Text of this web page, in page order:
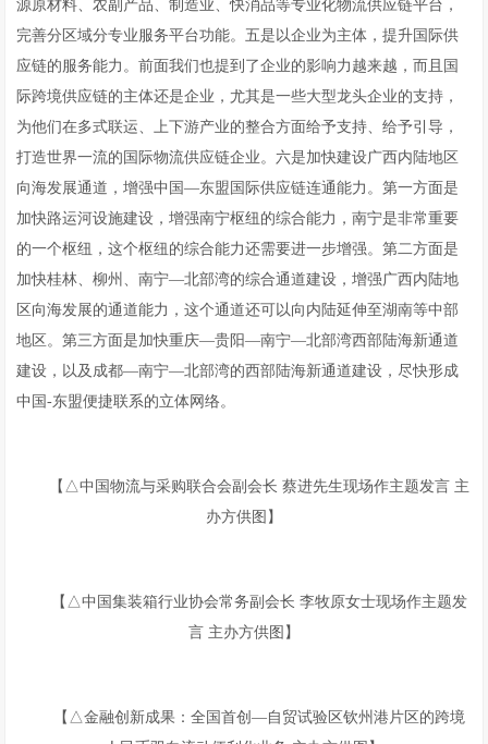
源原材料、农副产品、制造业、快消品等专业化物流供应链平台，
完善分区域分专业服务平台功能。五是以企业为主体，提升国际供
应链的服务能力。前面我们也提到了企业的影响力越来越，而且国
际跨境供应链的主体还是企业，尤其是一些大型龙头企业的支持，
为他们在多式联运、上下游产业的整合方面给予支持、给予引导，
打造世界一流的国际物流供应链企业。六是加快建设广西内陆地区
向海发展通道，增强中国—东盟国际供应链连通能力。第一方面是
加快路运河设施建设，增强南宁枢纽的综合能力，南宁是非常重要
的一个枢纽，这个枢纽的综合能力还需要进一步增强。第二方面是
加快桂林、柳州、南宁—北部湾的综合通道建设，增强广西内陆地
区向海发展的通道能力，这个通道还可以向内陆延伸至湖南等中部
地区。第三方面是加快重庆—贵阳—南宁—北部湾西部陆海新通道
建设，以及成都—南宁—北部湾的西部陆海新通道建设，尽快形成
中国-东盟便捷联系的立体网络。
【△中国物流与采购联合会副会长 蔡进先生现场作主题发言 主
办方供图】
【△中国集装箱行业协会常务副会长 李牧原女士现场作主题发
言 主办方供图】
【△金融创新成果：全国首创—自贸试验区钦州港片区的跨境